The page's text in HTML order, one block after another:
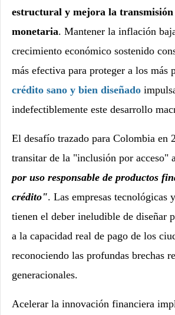
estructural y mejora la
monetaria. Mantener la inflación
crecimiento económico sostenido
más efectiva para proteger a los más
crédito sano y bien diseñado
indefectiblemente este desarrollo
El desafío trazado para Colombia en
transitar de la "inclusión por acceso"
por uso responsable de productos
crédito". Las empresas tecnológicas
tienen el deber ineludible de diseñar
a la capacidad real de pago de los
reconociendo las profundas brechas
generacionales.
Acelerar la innovación financiera